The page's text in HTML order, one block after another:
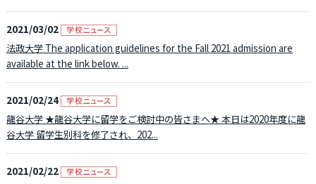
2021/03/02
法政大学 The application guidelines for the Fall 2021 admission are
available at the link below. ...
2021/02/24
龍谷大学 ★龍谷大学に留学をご検討中の皆さまへ★ 本日は2020年度に龍
谷大学 留学生別科を修了され、202...
2021/02/22